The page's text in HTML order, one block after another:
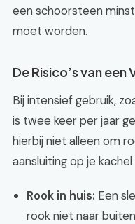
een schoorsteen
moet worden.
De Risico’s van
Bij intensief gebruik,
is twee keer per jaar
hierbij niet alleen om
aansluiting op je
Rook in huis: Een
rook niet naar